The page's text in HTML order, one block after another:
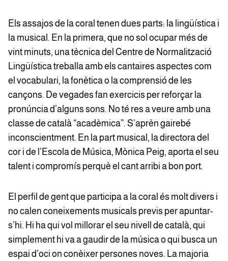
Els assajos de la coral tenen dues parts: la lingüística i
la musical. En la primera, que no sol ocupar més de
vint minuts, una tècnica del Centre de Normalització
Lingüística treballa amb els cantaires aspectes com
el vocabulari, la fonètica o la comprensió de les
cançons. De vegades fan exercicis per reforçar la
pronúncia d’alguns sons. No té res a veure amb una
classe de català “acadèmica”. S’aprèn gairebé
inconscientment. En la part musical, la directora del
cor i de l’Escola de Música, Mònica Peig, aporta el seu
talent i compromís perquè el cant arribi a bon port.
El perfil de gent que participa a la coral és molt divers i
no calen coneixements musicals previs per apuntar-
s’hi. Hi ha qui vol millorar el seu nivell de català, qui
simplement hi va a gaudir de la música o qui busca un
espai d’oci on conèixer persones noves. La majoria